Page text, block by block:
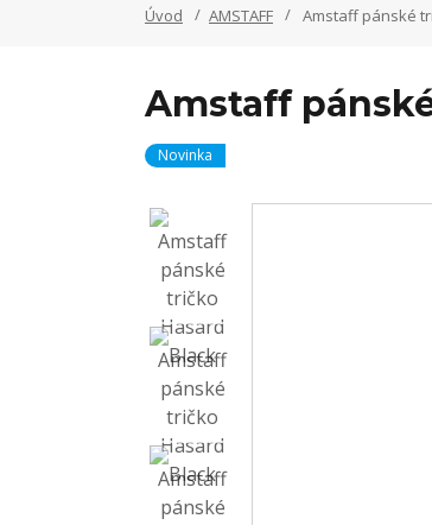
Úvod AMSTAFF Amstaff pánské
Amstaff
Novinka